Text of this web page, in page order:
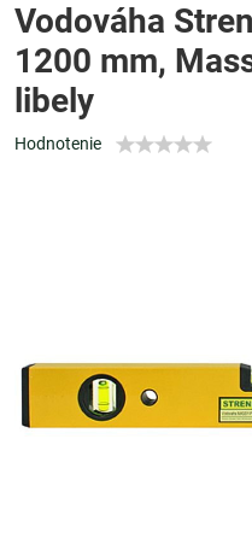
Vodováha
1200 mm,
libely
Hodnotenie